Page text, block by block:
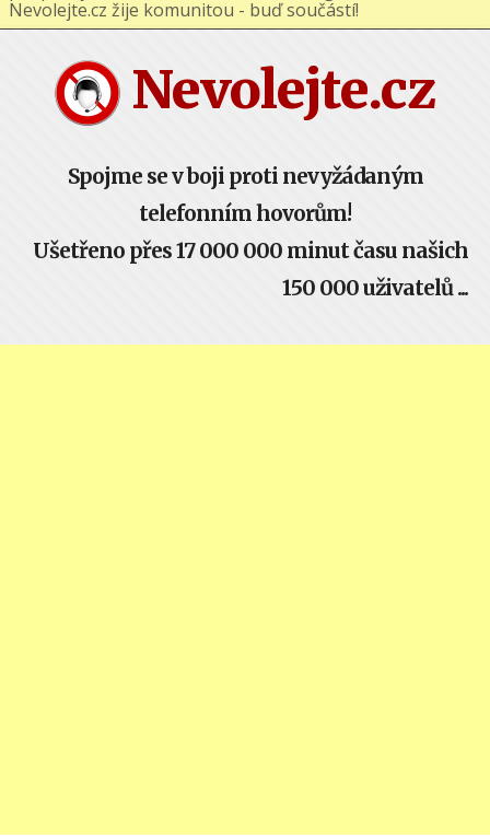
Nevolejte.cz
Spojme se v boji proti nevyžádaným
telefonním hovorům!
Ušetřeno přes 17 000 000 minut času našich
150 000 uživatelů ...
Nevolejte.cz žije komunitou - buď součástí!